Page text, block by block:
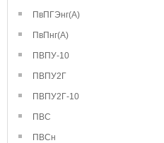
ПвПГЭнг(А)
ПвПнг(А)
ПВПУ-10
ПВПУ2Г
ПВПУ2Г-10
ПВС
ПВСн